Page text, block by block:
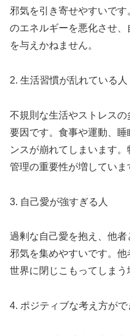
邪気を引き寄せやすいで
のエネルギーを悪化させ
を与えかねません。
2. 生活習慣が乱れている人
不規則な生活やストレス
要因です。食事や運動、
ンスが崩れてしまいます
管理の重要性が増していま
3. 自己愛が強すぎる人
過剰な自己愛を抱え、他
邪気を集めやすいです。
世界に閉じこもってしまう
4. ポジティブな考え方がで